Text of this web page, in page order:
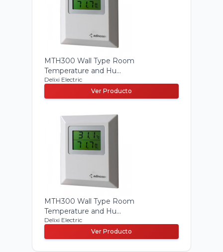
MTH300 Wall Type Room
Temperature and Hu...
Delixi Electric
Ver Producto
MTH300 Wall Type Room
Temperature and Hu...
Delixi Electric
Ver Producto